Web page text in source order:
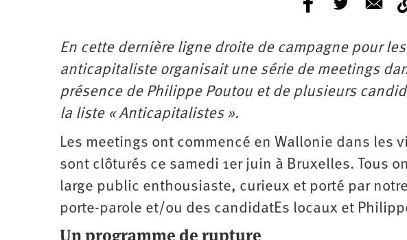
En cette dernière ligne droite de campagne pour
anticapitaliste organisait une série de meetings
présence de Philippe Poutou et de plusieurs
la liste « Anticapitalistes ».
Les meetings ont commencé en Wallonie dans les
sont clôturés ce samedi 1er juin à Bruxelles. Tous
large public enthousiaste, curieux et porté par
porte-parole et/ou des candidatEs locaux et